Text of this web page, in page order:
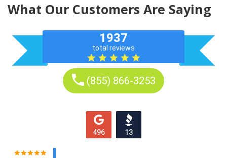
What Our Customers Are Saying